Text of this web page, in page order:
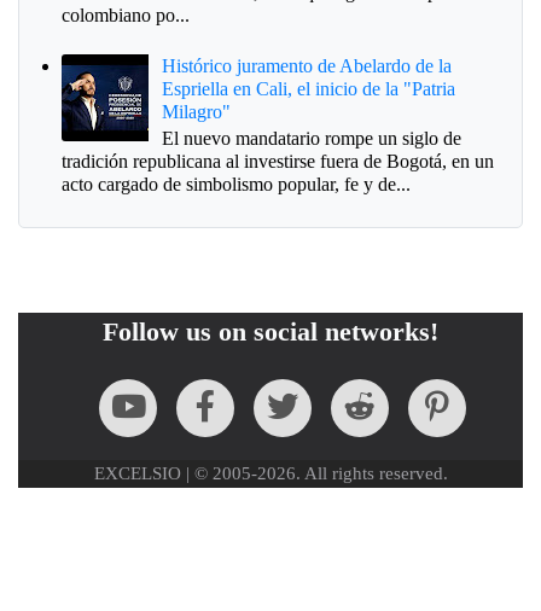
colombiano po...
Histórico juramento de Abelardo de la
Espriella en Cali, el inicio de la "Patria
Milagro"
El nuevo mandatario rompe un siglo de
tradición republicana al investirse fuera de Bogotá, en un
acto cargado de simbolismo popular, fe y de...
Follow us on social networks!
EXCELSIO | © 2005-2026. All rights reserved.